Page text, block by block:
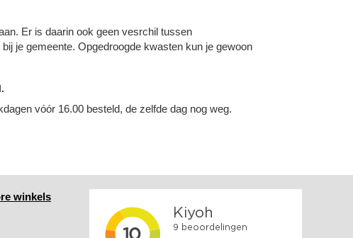
Er is daarin ook geen vesrchil tussen
je gemeente. Opgedroogde kwasten kun je gewoon
vóór 16.00 besteld, de zelfde dag nog weg.
winkels